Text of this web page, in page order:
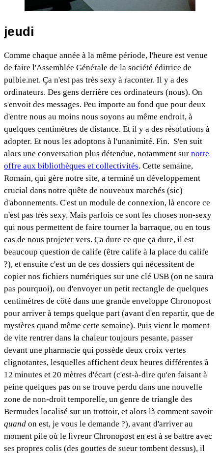
jeudi
Comme chaque année à la même période, l'heure est venue
de faire l'Assemblée Générale de la société éditrice de
pulbie.net. Ça n'est pas très sexy à raconter. Il y a des
ordinateurs. Des gens derrière ces ordinateurs (nous). On
s'envoit des messages. Peu importe au fond que pour deux
d'entre nous au moins nous soyons au même endroit, à
quelques centimètres de distance. Et il y a des résolutions à
adopter. Et nous les adoptons à l'unanimité. Fin. S'en suit
alors une conversation plus détendue, notamment sur notre
offre aux bibliothèques et collectivités. Cette semaine,
Romain, qui gère notre site, a terminé un développement
crucial dans notre quête de nouveaux marchés (sic)
d'abonnements. C'est un module de connexion, là encore ce
n'est pas très sexy. Mais parfois ce sont les choses non-sexy
qui nous permettent de faire tourner la barraque, ou en tous
cas de nous projeter vers. Ça dure ce que ça dure, il est
beaucoup question de calife (être calife à la place du calife
?), et ensuite c'est un de ces dossiers qui nécessitent de
copier nos fichiers numériques sur une clé USB (on ne saura
pas pourquoi), ou d'envoyer un petit rectangle de quelques
centimètres de côté dans une grande enveloppe Chronopost
pour arriver à temps quelque part (avant d'en repartir, que de
mystères quand même cette semaine). Puis vient le moment
de vite rentrer dans la chaleur toujours pesante, passer
devant une pharmacie qui possède deux croix vertes
clignotantes, lesquelles affichent deux heures différentes à
12 minutes et 20 mètres d'écart (c'est-à-dire qu'en faisant à
peine quelques pas on se trouve perdu dans une nouvelle
zone de non-droit temporelle, un genre de triangle des
Bermudes localisé sur un trottoir, et alors là comment savoir
quand on est, je vous le demande ?), avant d'arriver au
moment pile où le livreur Chronopost en est à se battre avec
ses propres colis (des gouttes de sueur tombent dessus), il